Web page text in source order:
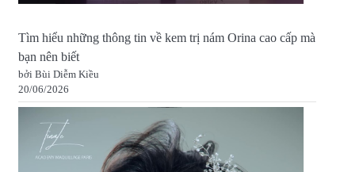
Tìm hiểu những thông tin về kem trị nám Orina cao cấp mà
bạn nên biết
bởi Bùi Diễm Kiều
20/06/2026